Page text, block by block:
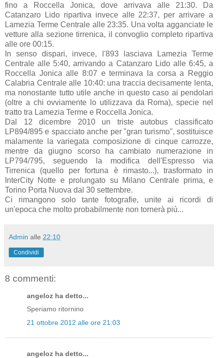
fino a Roccella Jonica, dove arrivava alle 21:30. Da
Catanzaro Lido ripartiva invece alle 22:37, per arrivare a
Lamezia Terme Centrale alle 23:35. Una volta agganciate le
vetture alla sezione tirrenica, il convoglio completo ripartiva
alle ore 00:15.
In senso dispari, invece, l'893 lasciava Lamezia Terme
Centrale alle 5:40, arrivando a Catanzaro Lido alle 6:45, a
Roccella Jonica alle 8:07 e terminava la corsa a Reggio
Calabria Centrale alle 10:40: una traccia decisamente lenta,
ma nonostante tutto utile anche in questo caso ai pendolari
(oltre a chi ovviamente lo utilizzava da Roma), specie nel
tratto tra Lamezia Terme e Roccella Jonica.
Dal 12 dicembre 2010 un triste autobus classificato
LP894/895 e spacciato anche per "gran turismo", sostituisce
malamente la variegata composizione di cinque carrozze,
mentre da giugno scorso ha cambiato numerazione in
LP794/795, seguendo la modifica dell'Espresso via
Tirrenica (quello per fortuna è rimasto...), trasformato in
InterCity Notte e prolungato su Milano Centrale prima, e
Torino Porta Nuova dal 30 settembre.
Ci rimangono solo tante fotografie, unite ai ricordi di
un'epoca che molto probabilmente non tornerà più...
Admin alle 22:10
Condividi
8 commenti:
angeloz ha detto...
Speriamo ritornino
21 ottobre 2012 alle ore 21:03
angeloz ha detto...